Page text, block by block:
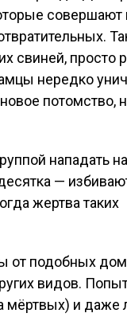
совершают
свиней, просто
нередко
потомство,
нападать
—
жертва таких
от подобных
видов.
мёртвых) и